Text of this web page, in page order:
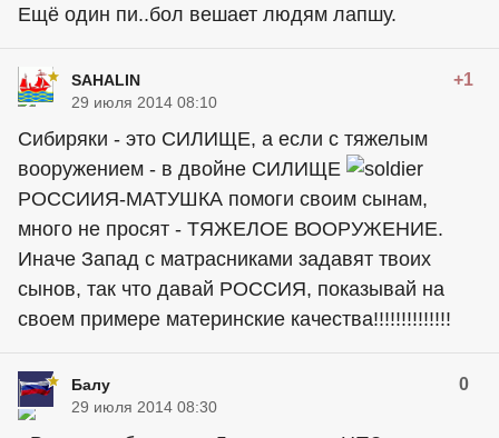
Ещё один пи..бол вешает людям лапшу.
SAHALIN +1
29 июля 2014 08:10
Сибиряки - это СИЛИЩЕ, а если с тяжелым
вооружением - в двойне СИЛИЩЕ
РОССИИЯ-МАТУШКА помоги своим сынам,
много не просят - ТЯЖЕЛОЕ ВООРУЖЕНИЕ.
Иначе Запад с матрасниками задавят твоих
сынов, так что давай РОССИЯ, показывай на
своем примере материнские качества!!!!!!!!!!!!!!
Балу 0
29 июля 2014 08:30